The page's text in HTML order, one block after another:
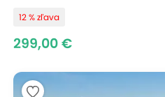
12 % zľava
299,00 €